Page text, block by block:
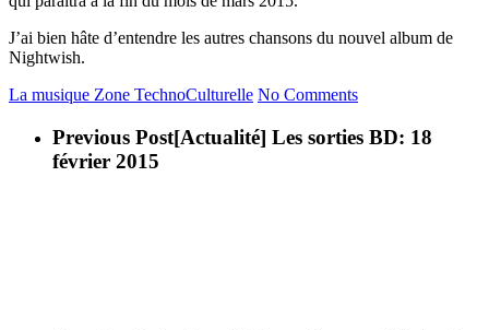
J’ai bien hâte d’entendre les autres chansons du nouvel album de
Nightwish.
La musique Zone TechnoCulturelle No Comments
Previous Post[Actualité] Les sorties BD: 18
février 2015